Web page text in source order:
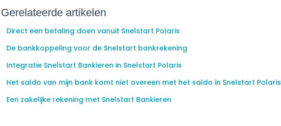
Gerelateerde artikelen
Direct een betaling doen vanuit Snelstart Polaris
De bankkoppeling voor de Snelstart bankrekening
Integratie Snelstart Bankieren in Snelstart Polaris
Het saldo van mijn bank komt niet overeen met het saldo in Snelstart Polaris
Een zakelijke rekening met Snelstart Bankieren